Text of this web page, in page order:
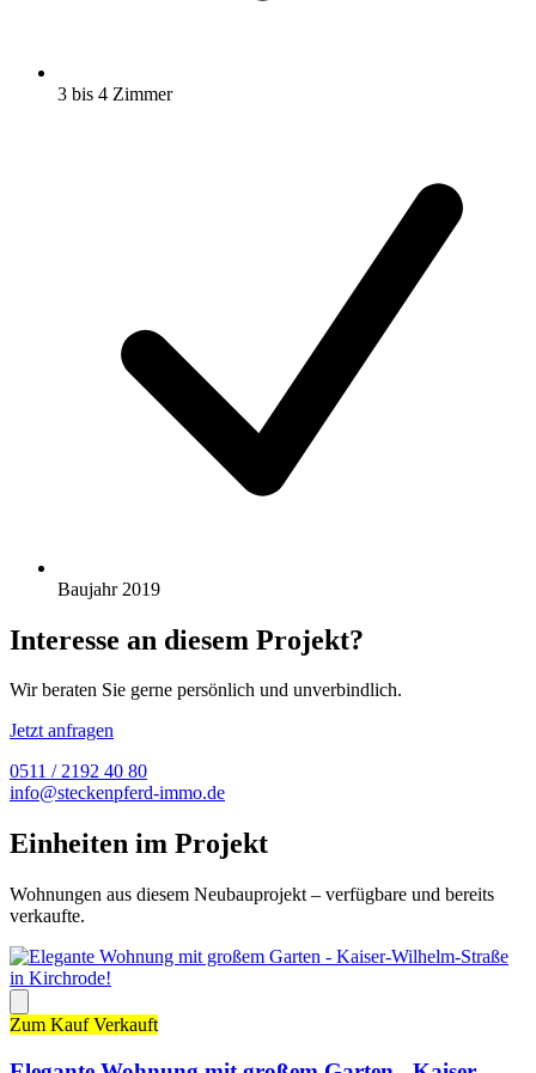
3 bis 4 Zimmer
Baujahr 2019
Interesse an diesem Projekt?
Wir beraten Sie gerne persönlich und unverbindlich.
Jetzt anfragen
0511 / 2192 40 80
info@steckenpferd-immo.de
Einheiten im Projekt
Wohnungen aus diesem Neubauprojekt – verfügbare und bereits
verkaufte.
Zum KaufVerkauft